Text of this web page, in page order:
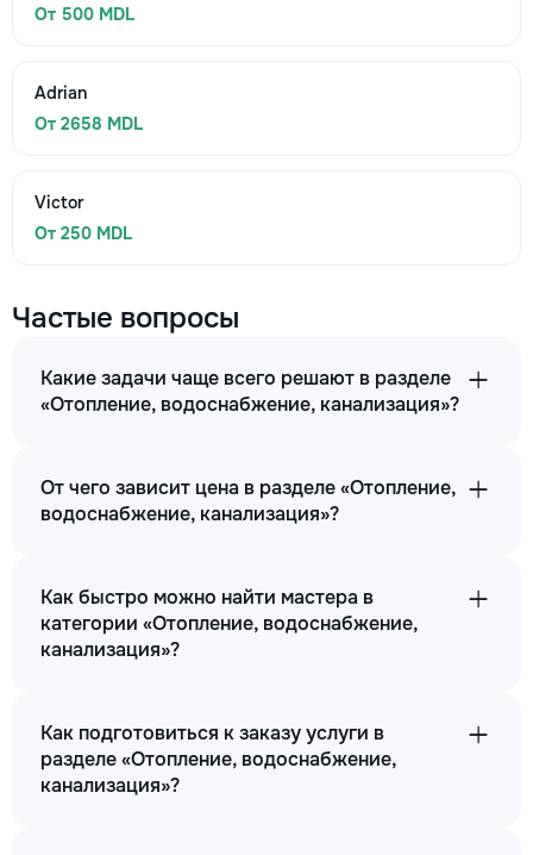
От 500 MDL
Adrian
От 2658 MDL
Victor
От 250 MDL
Частые вопросы
Какие задачи чаще всего решают в разделе
«Отопление, водоснабжение, канализация»?
От чего зависит цена в разделе «Отопление,
водоснабжение, канализация»?
Как быстро можно найти мастера в
категории «Отопление, водоснабжение,
канализация»?
Как подготовиться к заказу услуги в
разделе «Отопление, водоснабжение,
канализация»?